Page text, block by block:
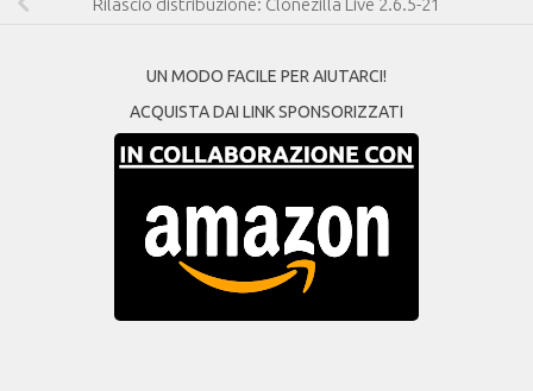
UN MODO FACILE PER AIUTARCI!
ACQUISTA DAI LINK SPONSORIZZATI